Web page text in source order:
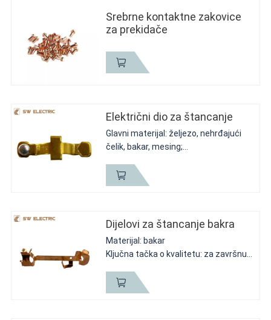
Srebrne kontaktne zakovice
za prekidače
Električni dio za štancanje
Glavni materijal: željezo, nehrđajući
čelik, bakar, mesing;
status završne obrade. Tolerancija
veličine&klasa materijala;
Dijelovi za štancanje bakra
Materijal: bakar
Ključna tačka o kvalitetu: za završnu
tačka, ali tvrdoća je još jedna ključna
tačka.